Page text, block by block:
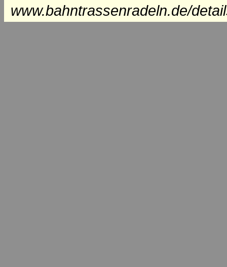
www.bahntrassenradeln.de/